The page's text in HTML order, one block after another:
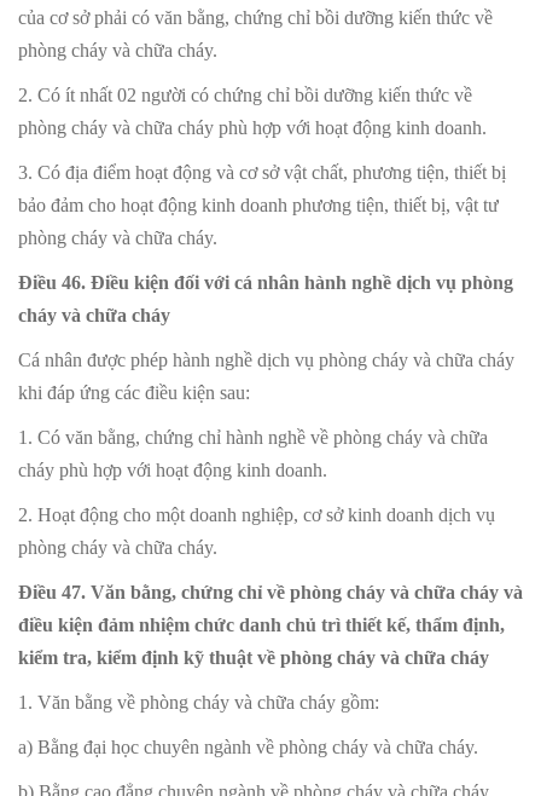
của cơ sở phải có văn bằng, chứng chỉ bồi dưỡng kiến thức về
phòng cháy và chữa cháy.
2. Có ít nhất 02 người có chứng chỉ bồi dưỡng kiến thức về
phòng cháy và chữa cháy phù hợp với hoạt động kinh doanh.
3. Có địa điểm hoạt động và cơ sở vật chất, phương tiện, thiết bị
bảo đảm cho hoạt động kinh doanh phương tiện, thiết bị, vật tư
phòng cháy và chữa cháy.
Điều 46. Điều kiện đối với cá nhân hành nghề dịch vụ phòng
cháy và chữa cháy
Cá nhân được phép hành nghề dịch vụ phòng cháy và chữa cháy
khi đáp ứng các điều kiện sau:
1. Có văn bằng, chứng chỉ hành nghề về phòng cháy và chữa
cháy phù hợp với hoạt động kinh doanh.
2. Hoạt động cho một doanh nghiệp, cơ sở kinh doanh dịch vụ
phòng cháy và chữa cháy.
Điều 47. Văn bằng, chứng chỉ về phòng cháy và chữa cháy và
điều kiện đảm nhiệm chức danh chủ trì thiết kế, thẩm định,
kiểm tra, kiểm định kỹ thuật về phòng cháy và chữa cháy
1. Văn bằng về phòng cháy và chữa cháy gồm:
a) Bằng đại học chuyên ngành về phòng cháy và chữa cháy.